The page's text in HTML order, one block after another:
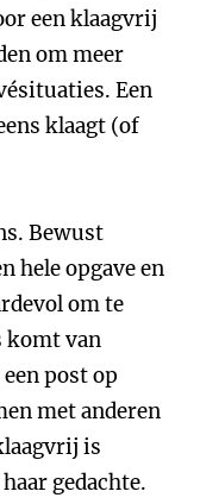
een klaagvrij
om meer
Een
klaagt (of
Bewust
hele opgave en
om te
komt van
post op
met anderen
is
gedachte.